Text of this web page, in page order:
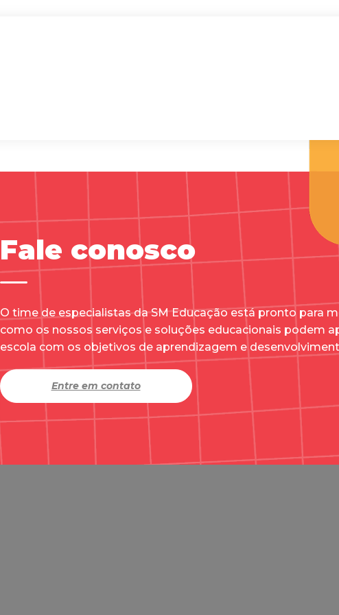
Fale conosco
O time de especialistas da SM Educação está pronto para
como os nossos serviços e soluções educacionais podem
escola com os objetivos de aprendizagem e
Entre em contato